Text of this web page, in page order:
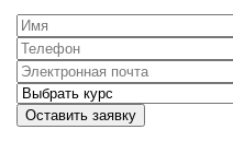
Оставить заявку